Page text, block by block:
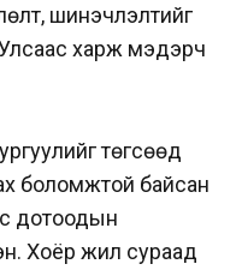
шинэчлэлтийг
харж мэдэрч
төгсөөд
боломжтой байсан
дотоодын
Хоёр жил сураад